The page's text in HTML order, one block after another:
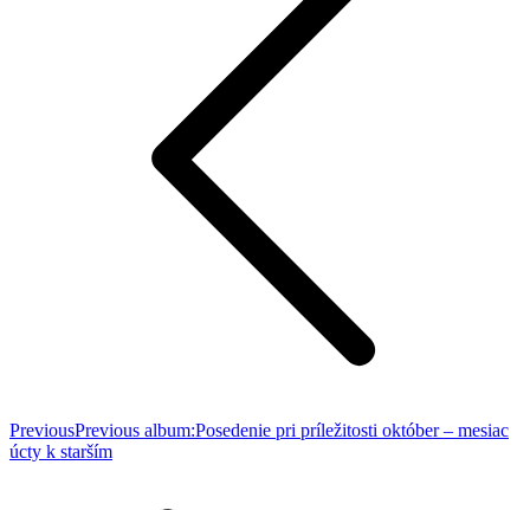
PreviousPrevious album:Posedenie pri príležitosti október – mesiac
úcty k starším